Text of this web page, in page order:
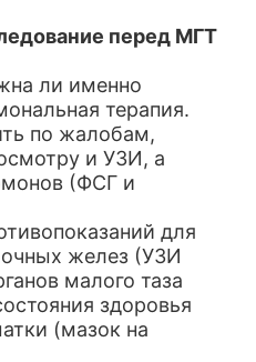
перед МГТ
ли именно
терапия.
по жалобам,
и УЗИ, а
(ФСГ и
для
желез (УЗИ
малого таза
здоровья
(мазок на